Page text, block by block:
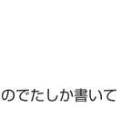
でたしか書いて